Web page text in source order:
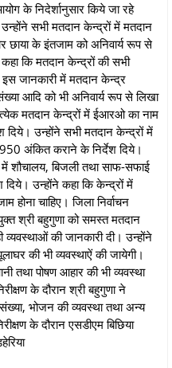
के निदेर्शानुसार किये जा रहे
सभी मतदान केन्द्रों में मतदान
छाया के इंतजाम को अनिवार्य रूप से
कि मतदान केन्द्रों की सभी
जानकारी में मतदान केन्द्र
आदि को भी अनिवार्य रूप से लिखा
मतदान केन्द्रों में ईआरओ का नाम
दिये। उन्होंने सभी मतदान केन्द्रों में
अंकित कराने के निर्देश दिये।
शौचालय, बिजली तथा साफ-सफाई
उन्होंने कहा कि केन्द्रों में
होना चाहिए। जिला निर्वाचन
श्री बहुगुणा को समस्त मतदान
व्यवस्थाओं की जानकारी दी। उन्होंने
की भी व्यवस्थाऐं की जायेगी।
तथा पोषण आहार की भी व्यवस्था
के दौरान श्री बहुगुणा ने
भोजन की व्यवस्था तथा अन्य
के दौरान एसडीएम बिछिया